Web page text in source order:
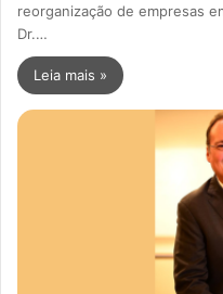
reorganização de empresas
Dr.…
Leia mais »